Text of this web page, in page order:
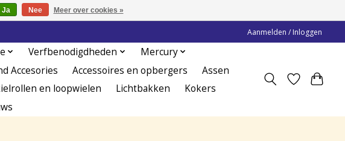
Aanmelden / Inloggen
Verfbenodigdheden
Mercury
Accesories Accessoires en opbergers
Assen
en loopwielen Lichtbakken
Kokers
Ja Nee Meer over cookies »